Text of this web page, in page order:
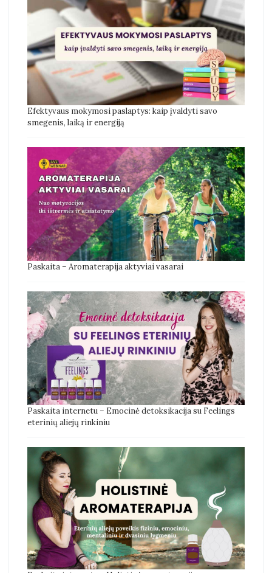
Efektyvaus mokymosi paslaptys: kaip įvaldyti savo
smegenis, laiką ir energiją
Paskaita – Aromaterapija aktyviai vasarai
Paskaita internetu – Emocinė detoksikacija su Feelings
eterinių aliejų rinkiniu